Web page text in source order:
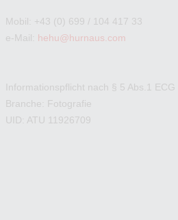
Mobil: +43 (0) 699 / 104 417 33
e-Mail: hehu@hurnaus.com
Informationspflicht nach § 5 Abs.1 ECG
Branche: Fotografie
UID: ATU 11926709